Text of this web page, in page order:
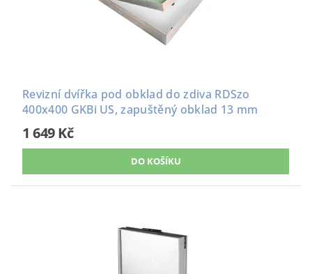
Revizní dvířka pod obklad do zdiva RDSzo
400x400 GKBi US, zapuštěný obklad 13 mm
1 649 Kč